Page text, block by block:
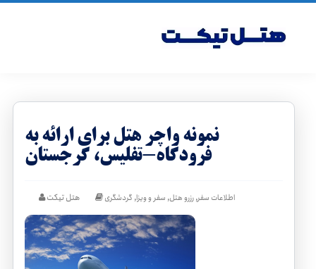
نمونه واچر هتل برای ارائه به
فرودگاه-تفلیس، گرجستان
هتل تیکت اطلاعات سفر,رزرو هتل, سفر و ویزا, گردشگری